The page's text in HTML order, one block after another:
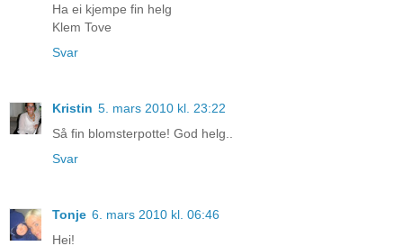
Ha ei kjempe fin helg
Klem Tove
Svar
Kristin 5. mars 2010 kl. 23:22
Så fin blomsterpotte! God helg..
Svar
Tonje 6. mars 2010 kl. 06:46
Hei!